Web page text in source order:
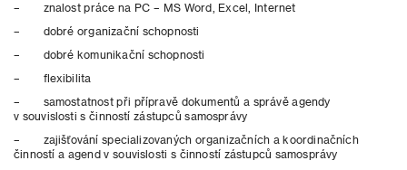
– znalost práce na PC – MS Word, Excel, Internet
– dobré organizační schopnosti
– dobré komunikační schopnosti
– flexibilita
– samostatnost při přípravě dokumentů a správě agendy
v souvislosti s činností zástupců samosprávy
– zajišťování specializovaných organizačních a koordinačních
činností a agend v souvislosti s činností zástupců samosprávy